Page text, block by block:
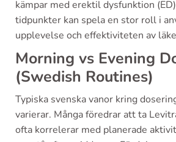
kämpar med erektil dysfunktion
tidpunkter kan spela en stor roll i
upplevelse och effektiviteten av
Morning vs Evening
(Swedish Routines)
Typiska svenska vanor kring
varierar. Många föredrar att ta
ofta korrelerar med planerade